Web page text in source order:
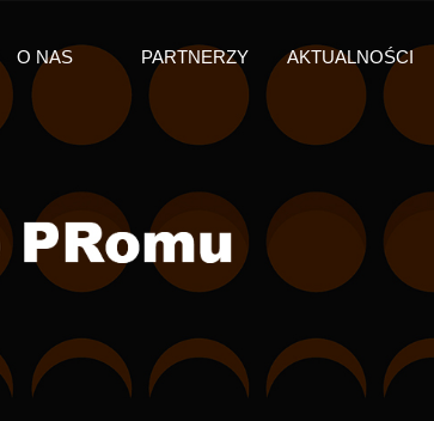
O NAS PARTNERZY AKTUALNOŚCI